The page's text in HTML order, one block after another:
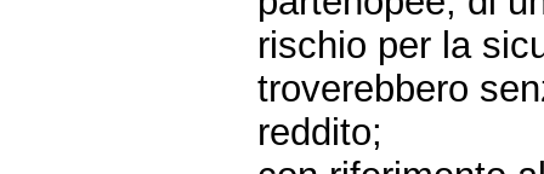
rischio per la
troverebbero
reddito;